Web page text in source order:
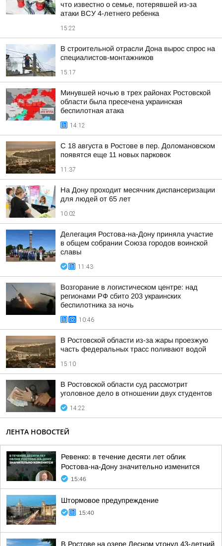
что известно о семье, потерявшей из-за
атаки ВСУ 4-летнего ребенка
15:22
В строительной отрасли Дона вырос спрос на
специалистов-монтажников
15:17
Минувшей ночью в трех районах Ростовской
области была пресечена украинская
беспилотная атака
14:12
С 18 августа в Ростове в пер. Доломановском
появятся еще 11 новых парковок
11:37
На Дону проходит месячник диспансеризации
для людей от 65 лет
10:02
Делегация Ростова-на-Дону приняла участие
в общем собрании Союза городов воинской
славы
11:43
Возгорание в логистическом центре: над
регионами РФ сбито 203 украинских
беспилотника за ночь
10:46
В Ростовской области из-за жары проезжую
часть федеральных трасс поливают водой
15:10
В Ростовской области суд рассмотрит
уголовное дело в отношении двух студентов
14:22
ЛЕНТА НОВОСТЕЙ
Ревенко: в течение десяти лет облик
Ростова-на-Дону значительно изменится
15:46
Штормовое предупреждение
15:40
В Ростове на озере Лесном утонул 43-летний